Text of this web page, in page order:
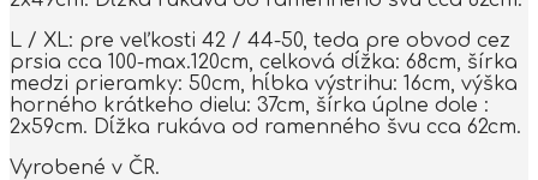
L / XL: pre veľkosti 42 / 44-50, teda pre obvod cez
prsia cca 100-max.120cm, celková dĺžka: 68cm, šírka
medzi prieramky: 50cm, hĺbka výstrihu: 16cm, výška
horného krátkeho dielu: 37cm, šírka úplne dole :
2x59cm. Dĺžka rukáva od ramenného švu cca 62cm.
Vyrobené v ČR.